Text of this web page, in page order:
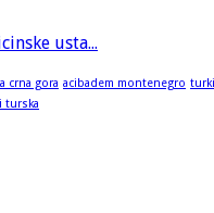
usta...
crna gora acibadem montenegro
turska